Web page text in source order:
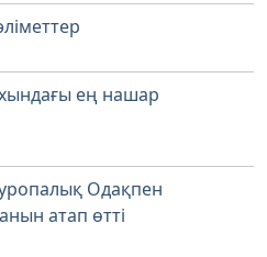
ең нашар
Одақпен
атап өтті